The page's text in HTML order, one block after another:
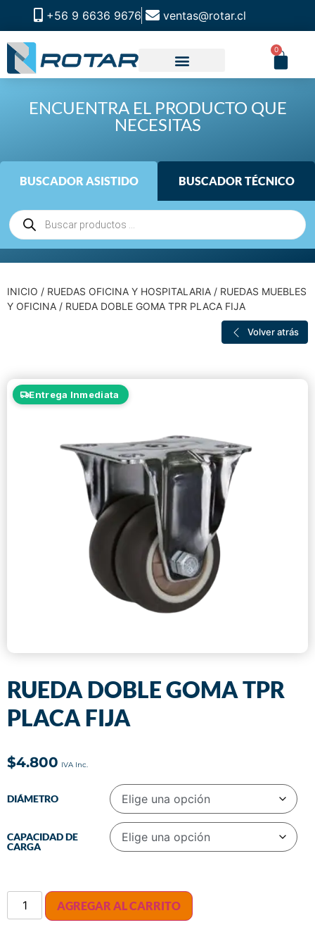
+56 9 6636 9676 ventas@rotar.cl
0
ENCUENTRA EL PRODUCTO QUE
NECESITAS
BUSCADOR ASISTIDO BUSCADOR TÉCNICO
INICIO / RUEDAS OFICINA Y HOSPITALARIA / RUEDAS MUEBLES
Y OFICINA / RUEDA DOBLE GOMA TPR PLACA FIJA
Volver atrás
Entrega Inmediata
RUEDA DOBLE GOMA TPR
PLACA FIJA
$4.800
DIÁMETRO
CAPACIDAD DE
CARGA
AGREGAR AL CARRITO